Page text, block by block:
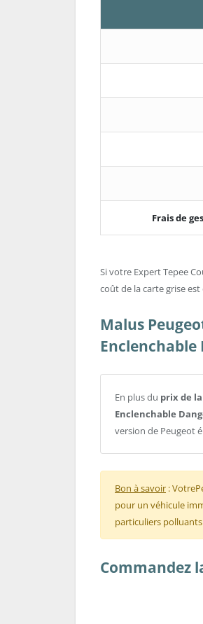
Frais de
Si votre Expert Tepee
coût de la carte grise
Malus
Enclenchable
En plus du prix de
Enclenchable
version de Peugeot
Bon à savoir :
pour un véhicule
particuliers
Commandez